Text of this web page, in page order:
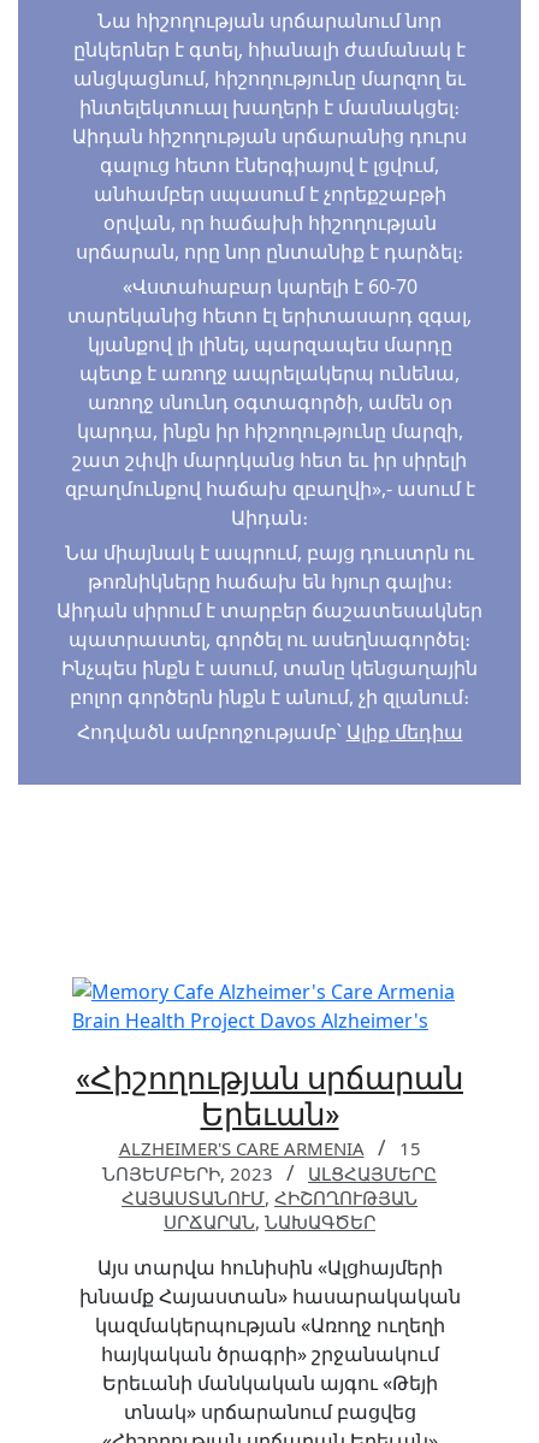
Նա հիշողության սրճարանում նոր
ընկերներ է գտել, հիանալի ժամանակ է
անցկացնում, հիշողությունը մարզող եւ
ինտելեկտուալ խաղերի է մասնակցել։
Աիդան հիշողության սրճարանից դուրս
գալուց հետո էներգիայով է լցվում,
անհամբեր սպասում է չորեքշաբթի
օրվան, որ հաճախի հիշողության
սրճարան, որը նոր ընտանիք է դարձել։
«Վստահաբար կարելի է 60-70
տարեկանից հետո էլ երիտասարդ զգալ,
կյանքով լի լինել, պարզապես մարդը
պետք է առողջ ապրելակերպ ունենա,
առողջ սնունդ օգտագործի, ամեն օր
կարդա, ինքն իր հիշողությունը մարզի,
շատ շփվի մարդկանց հետ եւ իր սիրելի
զբաղմունքով հաճախ զբաղվի»,- ասում է
Աիդան։
Նա միայնակ է ապրում, բայց դուստրն ու
թոռնիկները հաճախ են հյուր գալիս։
Աիդան սիրում է տարբեր ճաշատեսակներ
պատրաստել, գործել ու ասեղնագործել։
Ինչպես ինքն է ասում, տանը կենցաղային
բոլոր գործերն ինքն է անում, չի զլանում։
Հոդվածն ամբողջությամբ՝ Ալիք մեդիա
«Հիշողության սրճարան
Երեւան»
ALZHEIMER'S CARE ARMENIA
15
ՆՈՅԵՄԲԵՐԻ, 2023
ԱԼՑՀԱՅՄԵՐԸ
ՀԱՅԱՍՏԱՆՈՒՄ, ՀԻՇՈՂՈՒԹՅԱՆ
ՍՐՃԱՐԱՆ, ՆԱԽԱԳԾԵՐ
Այս տարվա հունիսին «Ալցհայմերի
խնամք Հայաստան» հասարակական
կազմակերպության «Առողջ ուղեղի
հայկական ծրագրի» շրջանակում
Երեւանի մանկական այգու «Թեյի
տնակ» սրճարանում բացվեց